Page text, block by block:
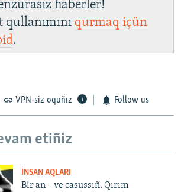
haberler!
qullanımını qurmaq içün
.
VPN-siz oquñız Follow us
etiñiz
İNSAN AQLARI
Bir an – ve casussıñ. Qırım